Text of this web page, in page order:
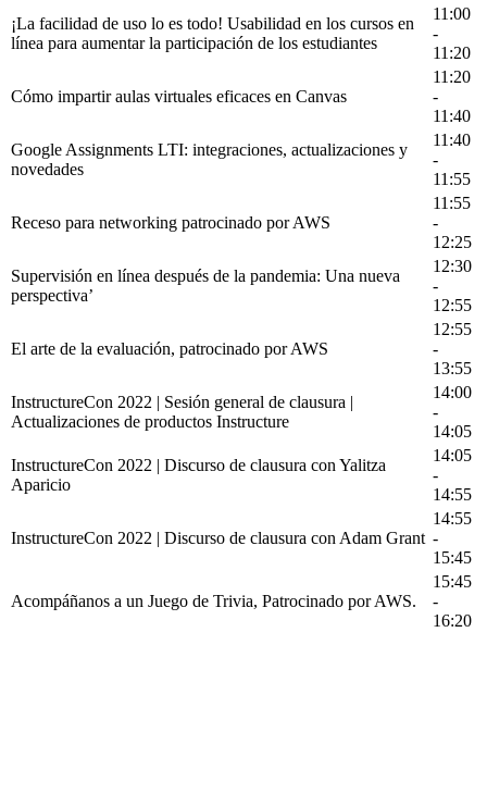
¡La facilidad de uso lo es todo! Usabilidad en los cursos en
línea para aumentar la participación de los estudiantes
11:00
-
11:20
Cómo impartir aulas virtuales eficaces en Canvas
11:20
-
11:40
Google Assignments LTI: integraciones, actualizaciones y
novedades
11:40
-
11:55
Receso para networking patrocinado por AWS
11:55
-
12:25
Supervisión en línea después de la pandemia: Una nueva
perspectiva’
12:30
-
12:55
El arte de la evaluación, patrocinado por AWS
12:55
-
13:55
InstructureCon 2022 | Sesión general de clausura |
Actualizaciones de productos Instructure
14:00
-
14:05
InstructureCon 2022 | Discurso de clausura con Yalitza
Aparicio
14:05
-
14:55
InstructureCon 2022 | Discurso de clausura con Adam Grant
14:55
-
15:45
Acompáñanos a un Juego de Trivia, Patrocinado por AWS.
15:45
-
16:20